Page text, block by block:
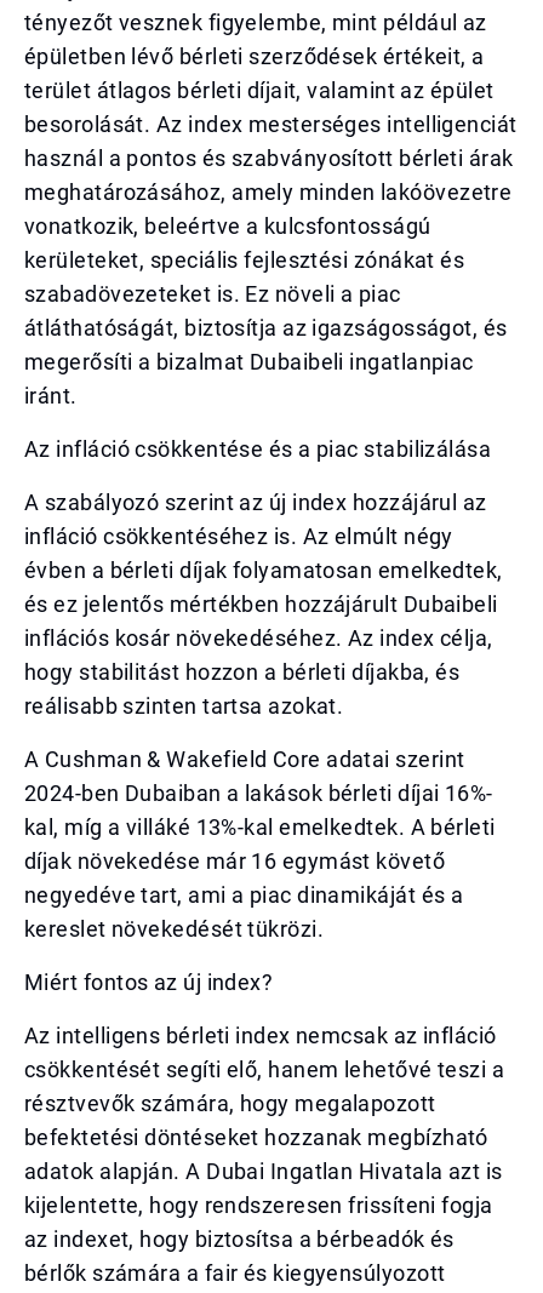
tényezőt vesznek figyelembe, mint például az
épületben lévő bérleti szerződések értékeit, a
terület átlagos bérleti díjait, valamint az épület
besorolását. Az index mesterséges intelligenciát
használ a pontos és szabványosított bérleti árak
meghatározásához, amely minden lakóövezetre
vonatkozik, beleértve a kulcsfontosságú
kerületeket, speciális fejlesztési zónákat és
szabadövezeteket is. Ez növeli a piac
átláthatóságát, biztosítja az igazságosságot, és
megerősíti a bizalmat Dubaibeli ingatlanpiac
iránt.
Az infláció csökkentése és a piac stabilizálása
A szabályozó szerint az új index hozzájárul az
infláció csökkentéséhez is. Az elmúlt négy
évben a bérleti díjak folyamatosan emelkedtek,
és ez jelentős mértékben hozzájárult Dubaibeli
inflációs kosár növekedéséhez. Az index célja,
hogy stabilitást hozzon a bérleti díjakba, és
reálisabb szinten tartsa azokat.
A Cushman & Wakefield Core adatai szerint
2024-ben Dubaiban a lakások bérleti díjai 16%-
kal, míg a villáké 13%-kal emelkedtek. A bérleti
díjak növekedése már 16 egymást követő
negyedéve tart, ami a piac dinamikáját és a
kereslet növekedését tükrözi.
Miért fontos az új index?
Az intelligens bérleti index nemcsak az infláció
csökkentését segíti elő, hanem lehetővé teszi a
résztvevők számára, hogy megalapozott
befektetési döntéseket hozzanak megbízható
adatok alapján. A Dubai Ingatlan Hivatala azt is
kijelentette, hogy rendszeresen frissíteni fogja
az indexet, hogy biztosítsa a bérbeadók és
bérlők számára a fair és kiegyensúlyozott